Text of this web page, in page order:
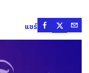
แชร์